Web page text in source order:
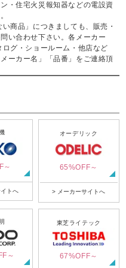
・住宅火災報知器などの電設資
商品」につきましても、販売・
い合わせ下さい。各メーカー
グ・ショールーム・他店など
ーカー名」「品番」をご連絡頂
～
トへ
オーデリック
65%OFF～
> メーカーサイトへ
～
東芝ライテック
67%OFF～